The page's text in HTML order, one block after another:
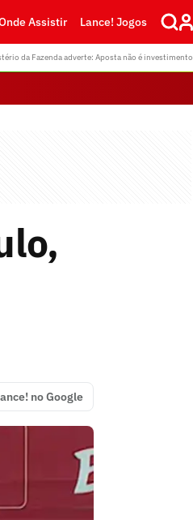
Assistir Lance! Jogos
da Fazenda adverte: Aposta não é investimento
no Google